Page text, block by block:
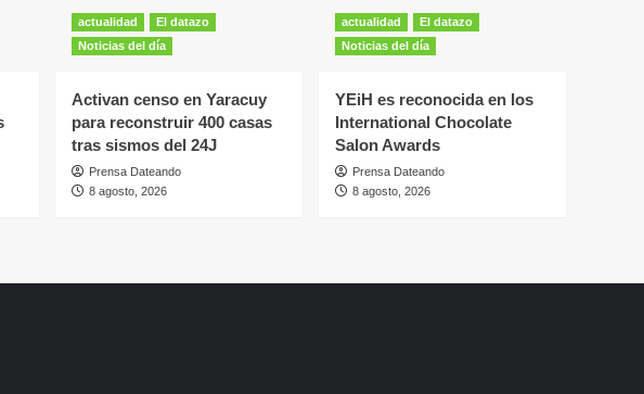
actualidad
El datazo
Noticias del día
Activan censo en Yaracuy
para reconstruir 400 casas
tras sismos del 24J
Prensa Dateando
8 agosto, 2026
actualidad
El datazo
Noticias del día
YEiH es reconocida en los
International Chocolate
Salon Awards
Prensa Dateando
8 agosto, 2026